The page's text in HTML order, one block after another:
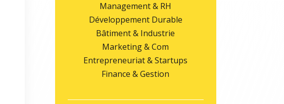
Management & RH
Développement Durable
Bâtiment & Industrie
Marketing & Com
Entrepreneuriat & Startups
Finance & Gestion